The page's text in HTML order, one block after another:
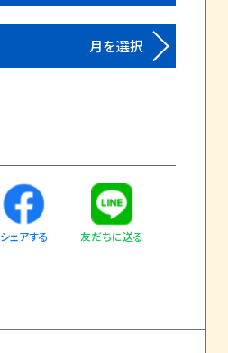
月を選択
シェアする 友だちに送る